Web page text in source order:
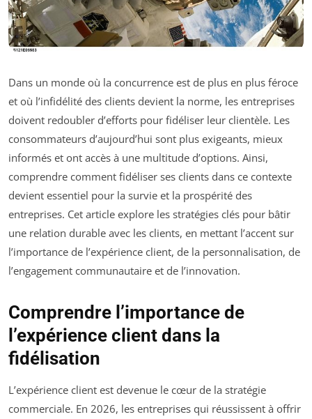
Dans un monde où la concurrence est de plus en plus féroce
et où l’infidélité des clients devient la norme, les entreprises
doivent redoubler d’efforts pour fidéliser leur clientèle. Les
consommateurs d’aujourd’hui sont plus exigeants, mieux
informés et ont accès à une multitude d’options. Ainsi,
comprendre comment fidéliser ses clients dans ce contexte
devient essentiel pour la survie et la prospérité des
entreprises. Cet article explore les stratégies clés pour bâtir
une relation durable avec les clients, en mettant l’accent sur
l’importance de l’expérience client, de la personnalisation, de
l’engagement communautaire et de l’innovation.
Comprendre l’importance de
l’expérience client dans la
fidélisation
L’expérience client est devenue le cœur de la stratégie
commerciale. En 2026, les entreprises qui réussissent à offrir